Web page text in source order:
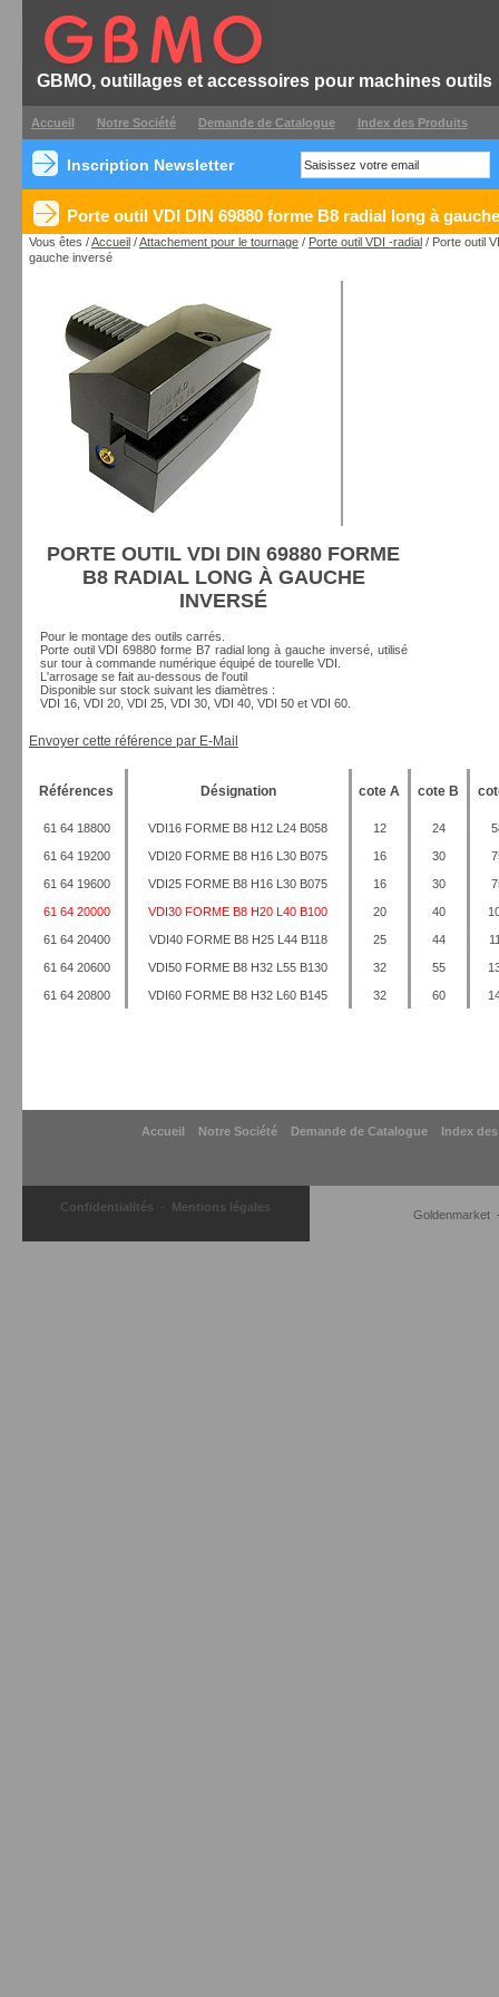
GBMO, outillages et accessoires pour machines outils
Accueil Notre Société Demande de Catalogue Index des Produits
Inscription Newsletter
Goldenmarket
Porte outil VDI DIN 69880 forme B8 radial long à
Vous êtes /Accueil/Attachement pour le tournage/ Porte outil VDI -radial/ Porte outil
gauche inversé
PORTE OUTIL VDI DIN 69880 FORME
B8 RADIAL LONG À GAUCHE
INVERSÉ
Pour le montage des outils carrés.
Porte outil VDI 69880 forme B7 radial long à gauche inversé, utilisé
sur tour à commande numérique équipé de tourelle VDI.
L'arrosage se fait au-dessous de l'outil
Disponible sur stock suivant les diamètres :
VDI 16, VDI 20, VDI 25, VDI 30, VDI 40, VDI 50 et VDI 60.
Envoyer cette référence par E-Mail
Références Désignation cote A cote B
61 64 18800 VDI16 FORME B8 H12 L24 B058 12 24
61 64 19200 VDI20 FORME B8 H16 L30 B075 16 30
61 64 19600 VDI25 FORME B8 H16 L30 B075 16 30
61 64 20000 VDI30 FORME B8 H20 L40 B100 20 40
61 64 20400 VDI40 FORME B8 H25 L44 B118 25 44
61 64 20600 VDI50 FORME B8 H32 L55 B130 32 55
61 64 20800 VDI60 FORME B8 H32 L60 B145 32 60
Accueil Notre Société Demande de Catalogue Index
Confidentialités Mentions légales